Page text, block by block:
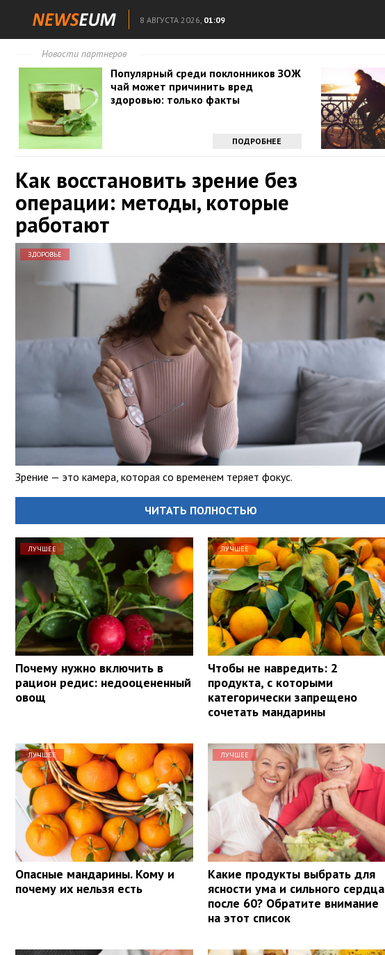
8 АВГУСТА 2026, 01:09
Новости партнеров
Популярный среди поклонников ЗОЖ
чай может причинить вред
здоровью: только факты
ПОДРОБНЕЕ
Как восстановить зрение без
операции: методы, которые
работают
ЗДОРОВЬЕ
Зрение — это камера, которая со временем теряет фокус.
ЧИТАТЬ ПОЛНОСТЬЮ
ЛУЧШЕЕ
Почему нужно включить в
рацион редис: недооцененный
овощ
ЛУЧШЕЕ
Чтобы не навредить: 2
продукта, с которыми
категорически запрещено
сочетать мандарины
ЛУЧШЕЕ
Опасные мандарины. Кому и
почему их нельзя есть
ЛУЧШЕЕ
Какие продукты выбрать для
ясности ума и сильного сердца
после 60? Обратите внимание
на этот список